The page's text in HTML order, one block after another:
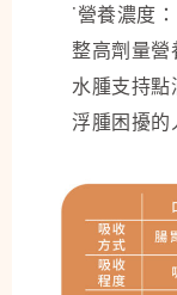
˙營養濃度
整高劑量營
水腫支持點
浮腫困擾的